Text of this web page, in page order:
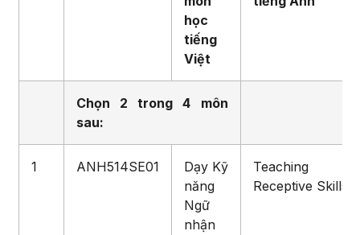
học
tiếng
Việt
Chọn 2 trong 4 môn
sau:
1 ANH514SE01
Dạy Kỹ
năng
Ngữ
nhận
Teaching
Receptive Skills